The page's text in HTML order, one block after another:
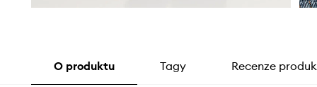
O produktu Tagy Recenze